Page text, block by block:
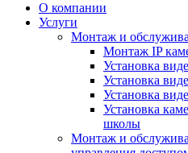
О компании
Услуги
Монтаж и
Монтаж IP
Установка
Установка
Установка
Установка
школы
Монтаж и